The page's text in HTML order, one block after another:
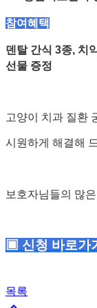
참여혜택
덴탈 간식 3종, 치
선물 증정
고양이 치과 질환
시원하게 해결해
보호자님들의 많
▣ 신청 바로가
목록